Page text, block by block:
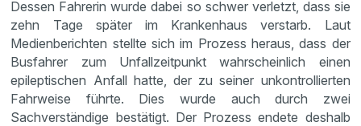
Dessen Fahrerin wurde dabei so schwer verletzt, dass sie
zehn Tage später im Krankenhaus verstarb. Laut
Medienberichten stellte sich im Prozess heraus, dass der
Busfahrer zum Unfallzeitpunkt wahrscheinlich einen
epileptischen Anfall hatte, der zu seiner unkontrollierten
Fahrweise führte. Dies wurde auch durch zwei
Sachverständige bestätigt. Der Prozess endete deshalb